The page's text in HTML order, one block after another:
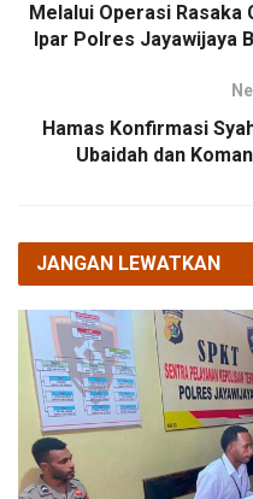
Melalui Operasi Rasaka
Ipar Polres Jayawijaya
Hamas Konfirmasi
Ubaidah dan
JANGAN LEWATKAN